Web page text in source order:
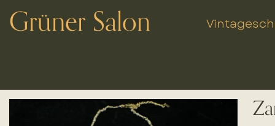
Grüner Salon